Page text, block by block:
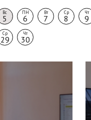
Вс
5
ПН
6
Вт
7
Ср
8
Чт
9
Ср
29
Чт
30